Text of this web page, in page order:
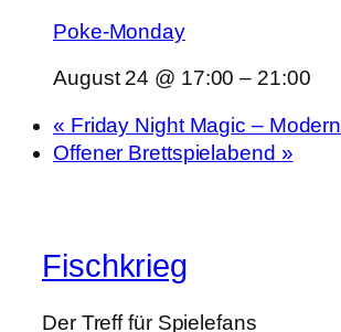
Poke-Monday
August 24 @ 17:00 – 21:00
« Friday Night Magic – Modern
Offener Brettspielabend »
Fischkrieg
Der Treff für Spielefans